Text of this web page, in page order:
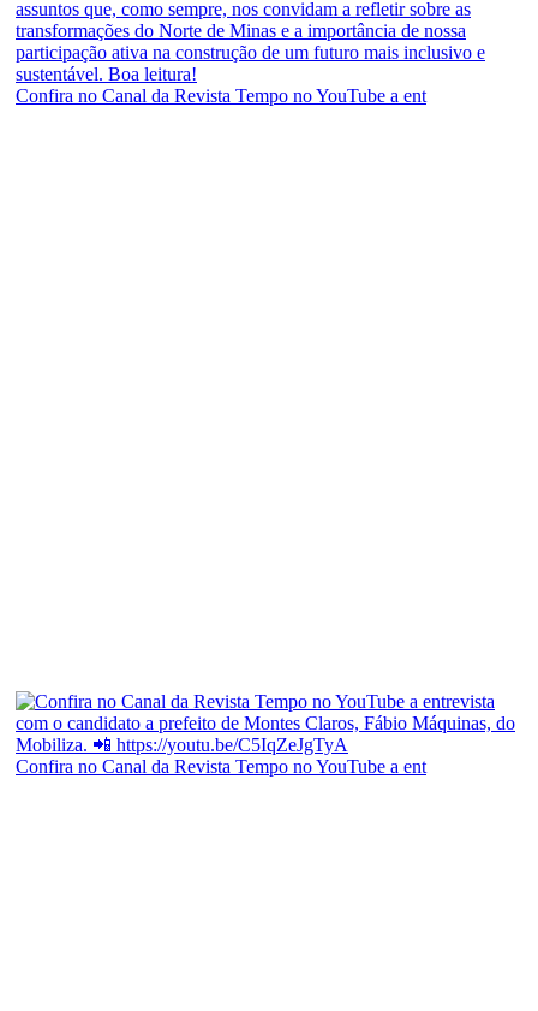
Confira no Canal da Revista Tempo no YouTube a ent
Confira no Canal da Revista Tempo no YouTube a ent